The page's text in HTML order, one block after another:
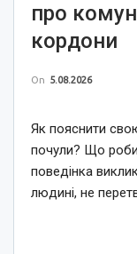
про
кордони
On 5.08.2026
Як пояснити
почули? Що
поведінка
людині, не